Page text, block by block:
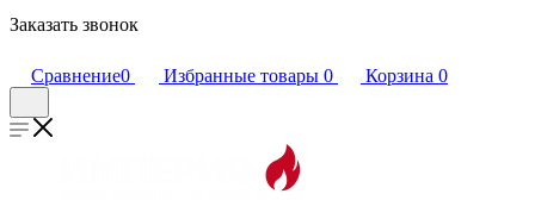
Заказать звонок
Сравнение0 Избранные товары 0 Корзина 0